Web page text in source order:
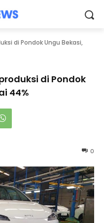
di Pondok Ungu Bekasi,
di Pondok
44%
0